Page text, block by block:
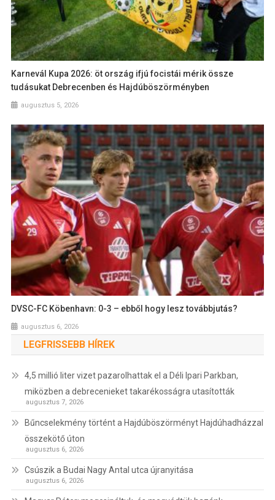
Karnevál Kupa 2026: öt ország ifjú focistái mérik össze
tudásukat Debrecenben és Hajdúböszörményben
augusztus 5, 2026
DVSC-FC Köbenhavn: 0-3 – ebből hogy lesz továbbjutás?
augusztus 6, 2026
LEGFRISSEBB HÍREK
4,5 millió liter vizet pazarolhattak el a Déli Ipari Parkban,
miközben a debrecenieket takarékosságra utasították
augusztus 7, 2026
Bűncselekmény történt a Hajdúböszörményt Hajdúhadházzal
összekötő úton
augusztus 6, 2026
Csúszik a Budai Nagy Antal utca újranyitása
augusztus 6, 2026